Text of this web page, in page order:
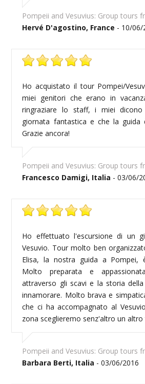
Pompeii and Vesuvius: Group tours
Hervé D'agostino, France - 10/06/
Ho acquistato il tour Pompei/
miei genitori che erano in
ringraziare lo staff, i miei
giornata fantastica e che la guida
Grazie ancora!
Pompeii and Vesuvius: Group tours
Francesco Damigi, Italia - 03/06/
Ho effettuato l'escursione di un
Vesuvio. Tour molto ben
Elisa, la nostra guida a Pompei,
Molto preparata e
attraverso gli scavi e la storia
innamorare. Molto brava e
che ci ha accompagnato al
zona sceglieremo senz'altro un altro
Pompeii and Vesuvius: Group tours
Barbara Berti, Italia - 03/06/2016